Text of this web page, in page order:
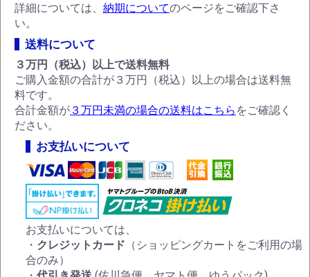
詳細については、 納期についてのページをご確認下さ
い。
送料について
３万円（税込）以上で送料無料
ご購入金額の合計が３万円（税込）以上の場合は送料無
料です。
合計金額が ３万円未満の場合の送料はこちら をご確認く
ださい。
お支払いについて
お支払いについては、
・ クレジットカード （ショッピングカートをご利用の場
合のみ）